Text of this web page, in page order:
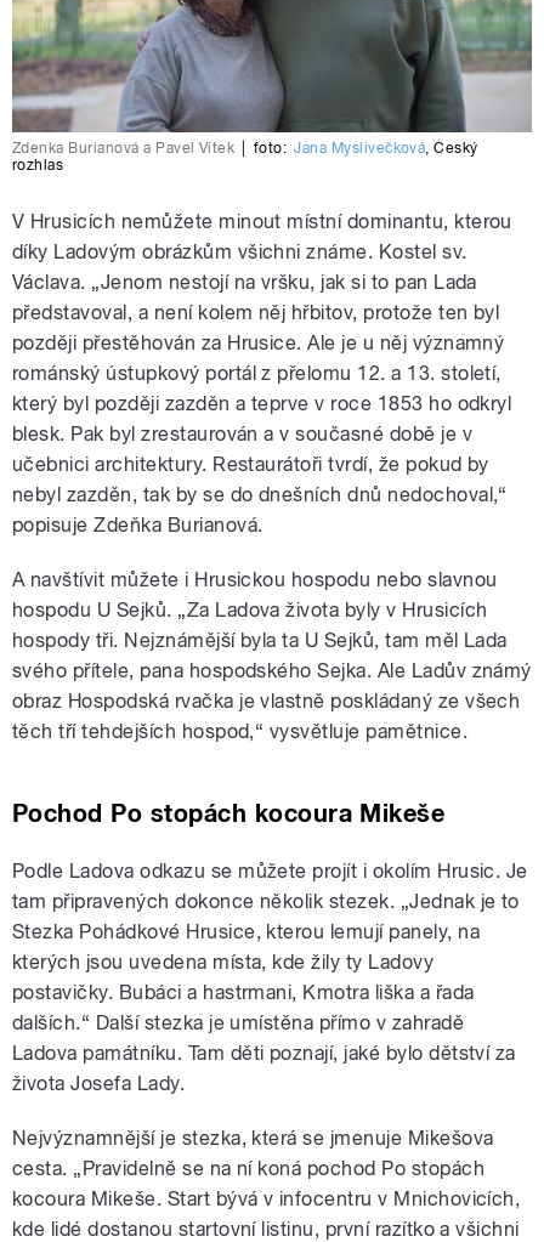
Zdenka Burianová a Pavel Vítek foto: Jana Myslivečková ,Český
rozhlas
V Hrusicích nemůžete minout místní dominantu, kterou
díky Ladovým obrázkům všichni známe. Kostel sv.
Václava. „Jenom nestojí na vršku, jak si to pan Lada
představoval, a není kolem něj hřbitov, protože ten byl
později přestěhován za Hrusice. Ale je u něj významný
románský ústupkový portál z přelomu 12. a 13. století,
který byl později zazděn a teprve v roce 1853 ho odkryl
blesk. Pak byl zrestaurován a v současné době je v
učebnici architektury. Restaurátoři tvrdí, že pokud by
nebyl zazděn, tak by se do dnešních dnů nedochoval,“
popisuje Zdeňka Burianová.
A navštívit můžete i Hrusickou hospodu nebo slavnou
hospodu U Sejků. „Za Ladova života byly v Hrusicích
hospody tři. Nejznámější byla ta U Sejků, tam měl Lada
svého přítele, pana hospodského Sejka. Ale Ladův známý
obraz Hospodská rvačka je vlastně poskládaný ze všech
těch tří tehdejších hospod,“ vysvětluje pamětnice.
Pochod Po stopách kocoura Mikeše
Podle Ladova odkazu se můžete projít i okolím Hrusic. Je
tam připravených dokonce několik stezek. „Jednak je to
Stezka Pohádkové Hrusice, kterou lemují panely, na
kterých jsou uvedena místa, kde žily ty Ladovy
postavičky. Bubáci a hastrmani, Kmotra liška a řada
dalších.“ Další stezka je umístěna přímo v zahradě
Ladova památníku. Tam děti poznají, jaké bylo dětství za
života Josefa Lady.
Nejvýznamnější je stezka, která se jmenuje Mikešova
cesta. „Pravidelně se na ní koná pochod Po stopách
kocoura Mikeše. Start bývá v infocentru v Mnichovicích,
kde lidé dostanou startovní listinu, první razítko a všichni